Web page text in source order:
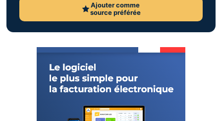
Ajouter comme
source préférée